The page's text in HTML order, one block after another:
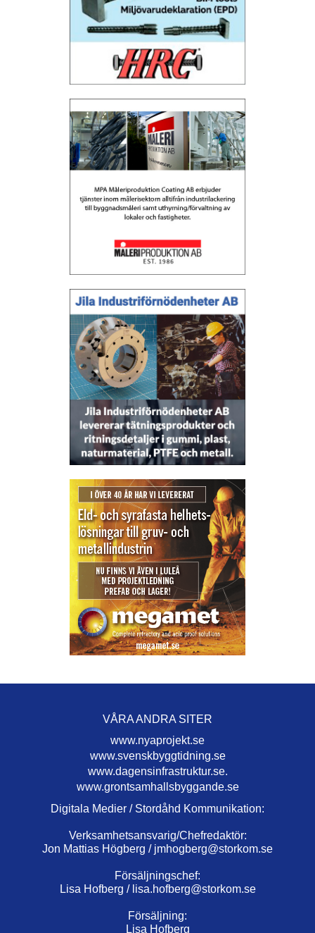
VÅRA ANDRA SITER
www.nyaprojekt.se
www.svenskbyggtidning.se
www.dagensinfrastruktur.se.
www.grontsamhallsbyggande.se
Digitala Medier / Stordåhd Kommunikation:
Verksamhetsansvarig/Chefredaktör:
Jon Mattias Högberg / jmhogberg@storkom.se
Försäljningschef:
Lisa Hofberg / lisa.hofberg@storkom.se
Försäljning:
Lisa Hofberg